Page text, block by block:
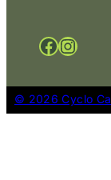
Facebook Instagram
© 2026 Cyclo